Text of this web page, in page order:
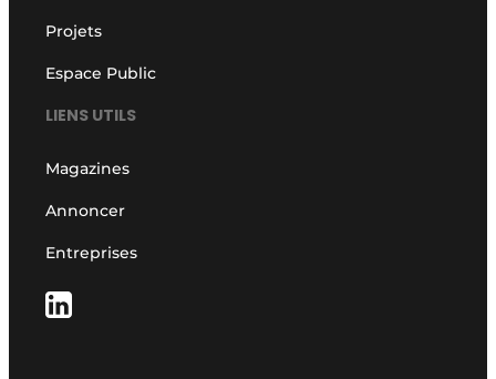
Projets
Espace Public
LIENS UTILS
Magazines
Annoncer
Entreprises